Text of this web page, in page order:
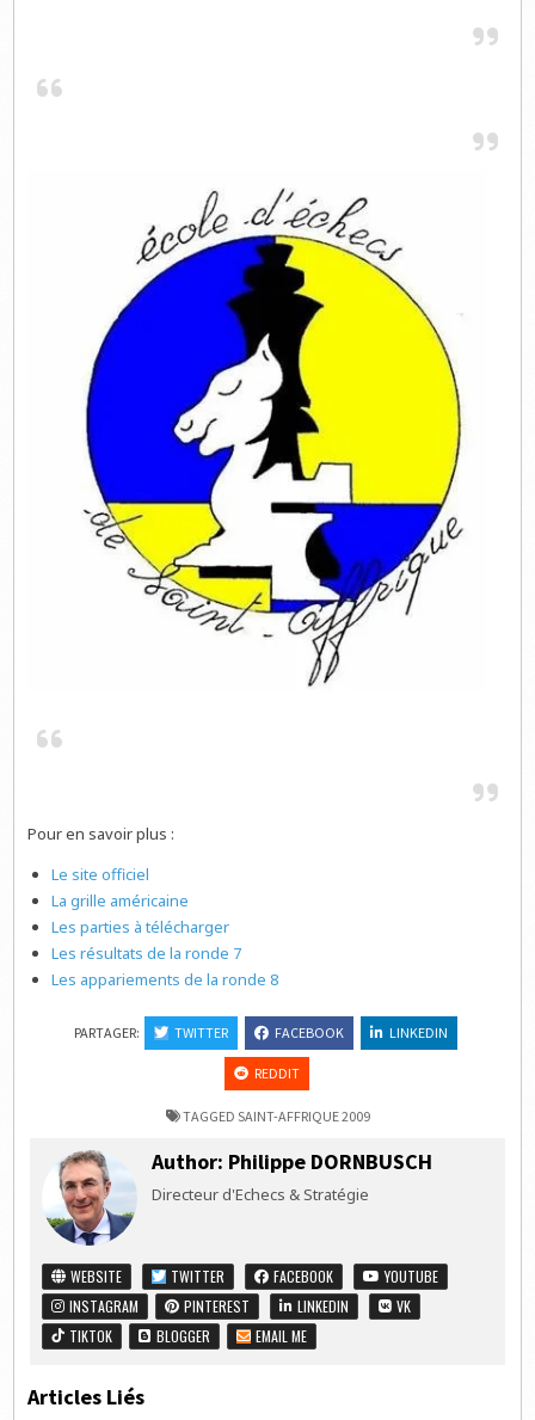
Pour en savoir plus :
Le site officiel
La grille américaine
Les parties à télécharger
Les résultats de la ronde 7
Les appariements de la ronde 8
PARTAGER: TWITTER FACEBOOK LINKEDIN
REDDIT
TAGGED SAINT-AFFRIQUE 2009
Author: Philippe DORNBUSCH
Directeur d'Echecs & Stratégie
WEBSITE TWITTER FACEBOOK
YOUTUBE
INSTAGRAM
PINTEREST LINKEDIN
VK
TIKTOK
BLOGGER EMAIL ME
Articles Liés